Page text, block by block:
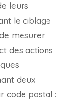
leurs
le ciblage
mesurer
des actions
deux
code postal :